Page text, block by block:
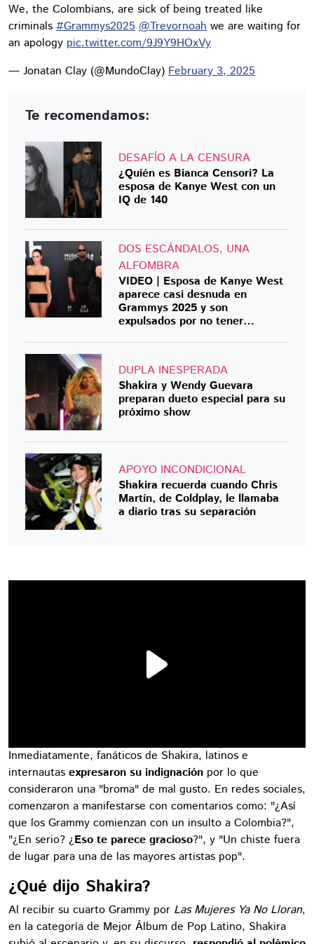
We, the Colombians, are sick of being treated like
criminals #Grammys2025 @Trevornoah we are waiting for
an apology pic.twitter.com/9J9Y9HOxVy
— Jonatan Clay (@MundoClay) February 3, 2025
Te recomendamos:
DESAFÍO A LA CENSURA
¿Quién es Bianca Censori? La
esposa de Kanye West con un
IQ de 140
DOS ESCÁNDALOS, UNA
ALFOMBRA
VIDEO | Esposa de Kanye West
aparece casi desnuda en
Grammys 2025 y son
expulsados por no tener
DUPLA INESPERADA
Shakira y Wendy Guevara
preparan dueto especial para su
próximo show
APOYO INCONDICIONAL
Shakira recuerda cuando Chris
Martín, de Coldplay, le llamaba
a diario tras su separación
Inmediatamente, fanáticos de Shakira, latinos e
internautas expresaron su indignación por lo que
consideraron una "broma" de mal gusto. En redes sociales,
comenzaron a manifestarse con comentarios como: "¿Así
que los Grammy comienzan con un insulto a Colombia?",
"¿En serio? ¿Eso te parece gracioso?", y "Un chiste fuera
de lugar para una de las mayores artistas pop".
¿Qué dijo Shakira?
Al recibir su cuarto Grammy por Las Mujeres Ya No Lloran,
en la categoría de Mejor Álbum de Pop Latino, Shakira